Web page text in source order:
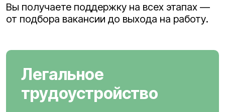
Вы получаете поддержку на всех этапах —
от подбора вакансии до выхода на работу.
Легальное
трудоустройство